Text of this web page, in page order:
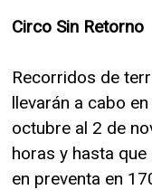
Circo Sin Retorno
Recorridos de
llevarán a cabo
octubre al 2 de
horas y hasta
en preventa en